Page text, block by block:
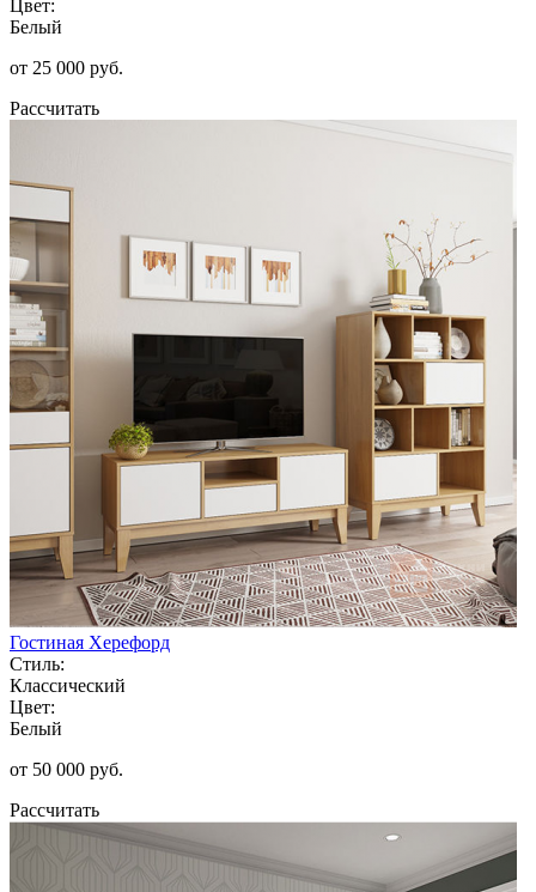
Цвет:
Белый
от 25 000 руб.
Рассчитать
Гостиная Херефорд
Стиль:
Классический
Цвет:
Белый
от 50 000 руб.
Рассчитать